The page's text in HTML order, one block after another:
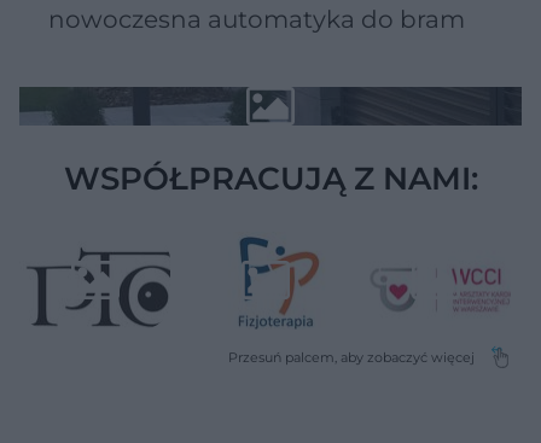
nowoczesna automatyka do bram
WSPÓŁPRACUJĄ Z NAMI: